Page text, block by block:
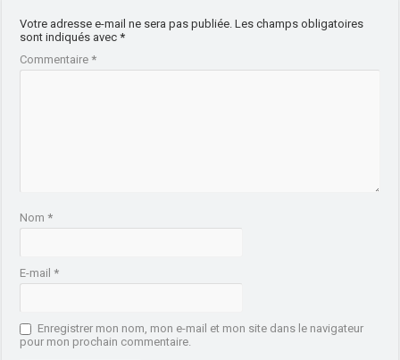
Votre adresse e-mail ne sera pas publiée. Les champs obligatoires
sont indiqués avec*
Commentaire*
Nom*
E-mail*
Enregistrer mon nom, mon e-mail et mon site dans le navigateur
pour mon prochain commentaire.